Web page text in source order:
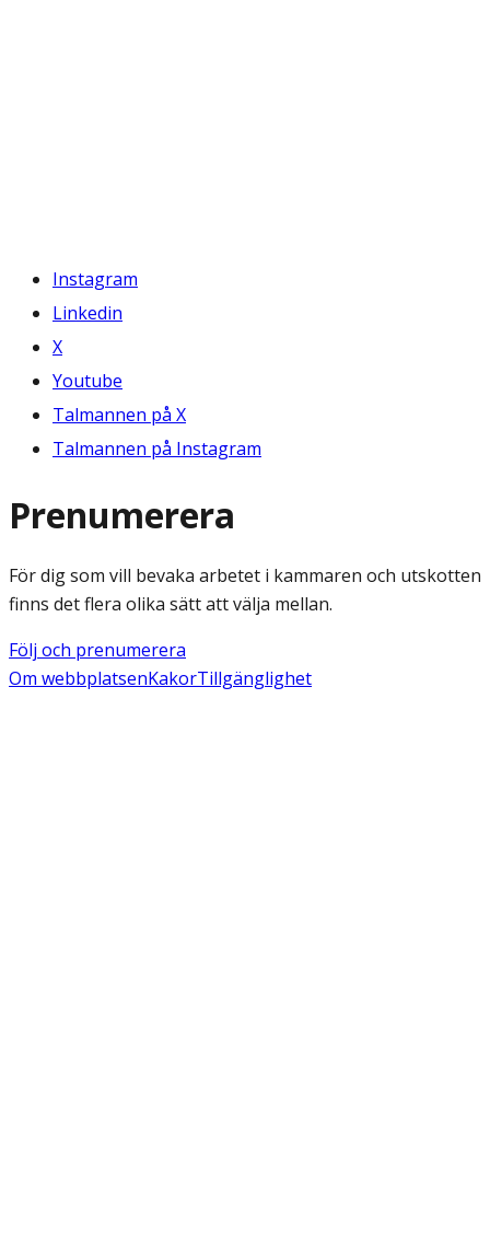
Instagram
Linkedin
X
Youtube
Talmannen på X
Talmannen på Instagram
Prenumerera
För dig som vill bevaka arbetet i kammaren och utskotten
finns det flera olika sätt att välja mellan.
Följ och prenumerera
Om webbplatsenKakorTillgänglighet